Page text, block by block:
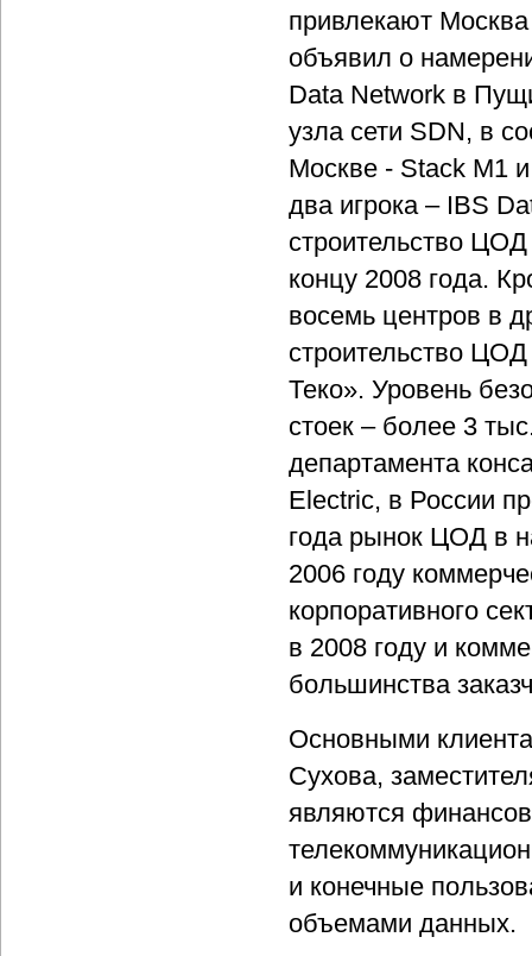
привлекают
объявил о
Data Network в
узла сети SDN, в
Москве - Stack M1
два игрока – IBS
строительство
концу 2008 года.
восемь центров в
строительство
Теко». Уровень
стоек – более 3
департамента
Electric, в России
года рынок ЦОД в
2006 году
корпоративного
в 2008 году и
большинства
Основными
Сухова,
являются
и конечные
объемами данных.